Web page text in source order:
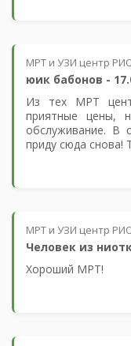
МРТ и УЗИ центр
юик бабонов -
Из тех МРТ
приятные цены,
обслуживание. В
приду сюда снова!
МРТ и УЗИ центр
Человек из
Хороший МРТ!